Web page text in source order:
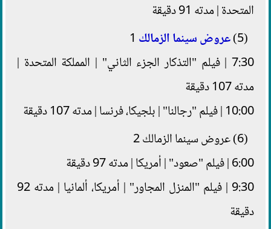
المتحدة | مدته 91 دقيقة
(5)
عروض سينما الزمالك
7:30 | فيلم "التذكار الجزء الثاني" | المملكة المتحدة |
مدته 107 دقيقة
10:00 | فيلم "رجالنا" | بلجيكا، فرنسا | مدته 107 دقيقة
(6) عروض سينما الزمالك 2
6:00 | فيلم "صعود" | أمريكا | مدته 97 دقيقة
9:30 | فيلم "المنزل المجاور" | أمريكا، ألمانيا | مدته 92
دقيقة